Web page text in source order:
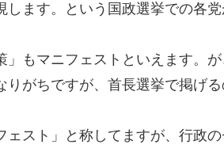
ます。という国政選挙での各
」もマニフェストといえます。
がちですが、首長選挙で掲げる
ェスト」と称してますが、行政